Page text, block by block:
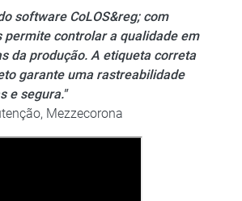
software CoLOS&reg; com
permite controlar a qualidade em
da produção. A etiqueta correta
garante uma rastreabilidade
e segura."
Mezzecorona